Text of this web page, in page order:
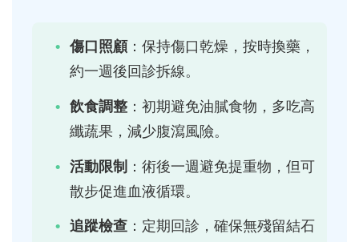
傷口照顧 ：保持傷口乾燥，按時換藥，
約一週後回診拆線。
飲食調整 ：初期避免油膩食物，多吃高
纖蔬果，減少腹瀉風險。
活動限制 ：術後一週避免提重物，但可
散步促進血液循環。
追蹤檢查 ：定期回診，確保無殘留結石